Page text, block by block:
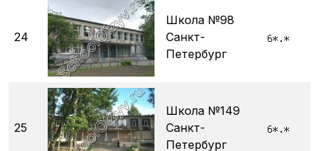
24
Школа №98
Санкт-
Петербург
25
Школа №149
Санкт-
Петербург